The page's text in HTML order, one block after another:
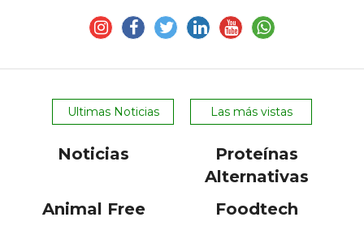
Ultimas Noticias Las más vistas
Noticias
Proteínas
Alternativas
Animal Free
Foodtech